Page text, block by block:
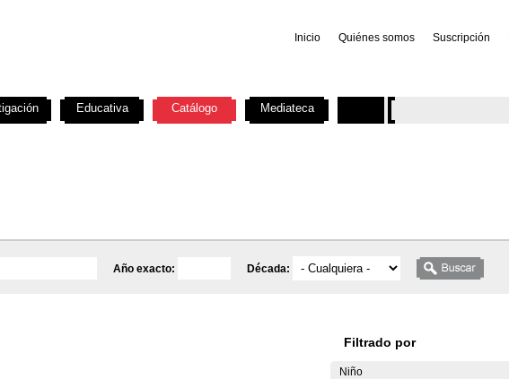
Inicio Quiénes somos Suscripción
Año exacto: Década:
Filtrado por
Niño
Educativa Catálogo Mediateca